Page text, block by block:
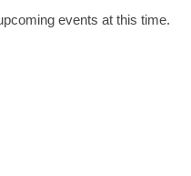
events at this time.